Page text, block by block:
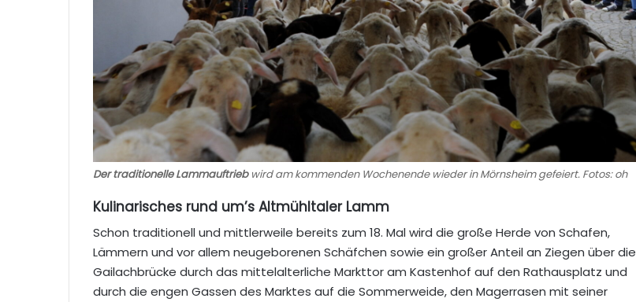
Der traditionelle Lammauftriebwird am kommenden Wochenende wieder in Mörnsheim gefeiert. Fotos: oh
Kulinarisches rund um’s Altmühltaler Lamm
Schon traditionell und mittlerweile bereits zum 18. Mal wird die große Herde von Schafen,
Lämmern und vor allem neugeborenen Schäfchen sowie ein großer Anteil an Ziegen über die
Gailachbrücke durch das mittelalterliche Markttor am Kastenhof auf den Rathausplatz und
durch die engen Gassen des Marktes auf die Sommerweide, den Magerrasen mit seiner